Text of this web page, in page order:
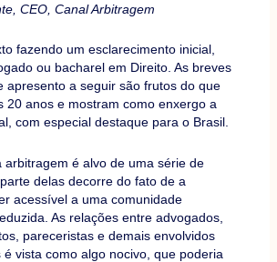
CEO, Canal Arbitragem
fazendo um esclarecimento inicial,
ou bacharel em Direito. As breves
apresento a seguir são frutos do que
20 anos e mostram como enxergo a
com especial destaque para o Brasil.
arbitragem é alvo de uma série de
delas decorre do fato de a
acessível a uma comunidade
As relações entre advogados,
pareceristas e demais envolvidos
é vista como algo nocivo, que poderia